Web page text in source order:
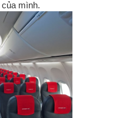
mình.